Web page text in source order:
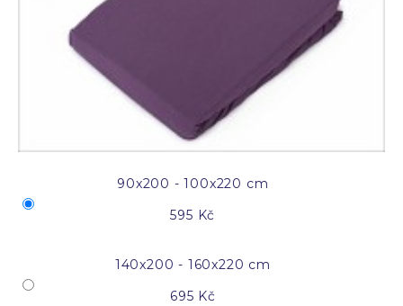
90x200 - 100x220 cm
595 Kč
140x200 - 160x220 cm
695 Kč